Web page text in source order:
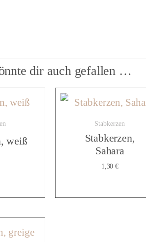
z
e
dir auch gefallen …
weiß
Stabkerzen
Stabkerzen,
Sahara
1,30€